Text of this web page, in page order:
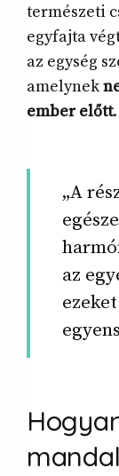
természeti
egyfajta
az egység
amelynek
ember előtt.
„A
az